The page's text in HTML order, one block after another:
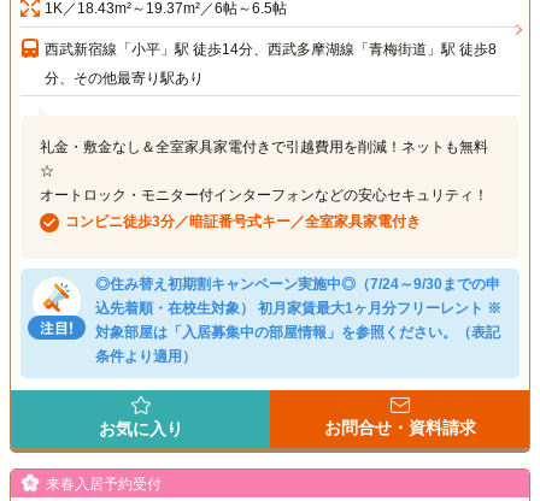
1K／18.43m²～19.37m²／6帖～6.5帖
西武新宿線「小平」駅 徒歩14分、西武多摩湖線「青梅街道」駅 徒歩8
分、その他最寄り駅あり
礼金・敷金なし＆全室家具家電付きで引越費用を削減！ネットも無料
☆
オートロック・モニター付インターフォンなどの安心セキュリティ！
コンビニ徒歩3分／暗証番号式キー／全室家具家電付き
◎住み替え初期割キャンペーン実施中◎（7/24～9/30までの申
込先着順・在校生対象） 初月家賃最大1ヶ月分フリーレント ※
対象部屋は「入居募集中の部屋情報」を参照ください。（表記
条件より適用）
お気に入り お問合せ・資料請求
来春入居予約受付